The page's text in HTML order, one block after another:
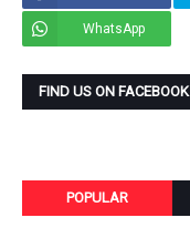
WhatsApp
FIND US ON FACEBOOK
POPULAR